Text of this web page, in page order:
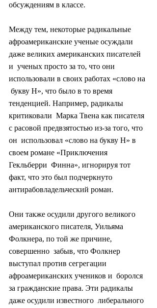
обсуждениям в классе.
Между тем, некоторые радикальные
афроамериканские ученые осуждали
даже великих американских писателей
и  ученых просто за то, что они
использовали в своих работах «слово на
букву Н», что было в то время
тенденцией. Например, радикалы
критиковали  Марка Твена как писателя
с расовой предвзятостью из-за того, что
он  использовал «слово на букву Н» в
своем романе «Приключения
Гекльберри  Финна», игнорируя тот
факт, что это был подчеркнуто
антирабовладельческий роман.
Они также осудили другого великого
американского писателя, Уильяма
Фолкнера, по той же причине,
совершенно  забыв, что Фолкнер
выступал против сегрегации
афроамериканских учеников и  боролся
за гражданские права. Эти радикалы
даже осудили известного  либерального